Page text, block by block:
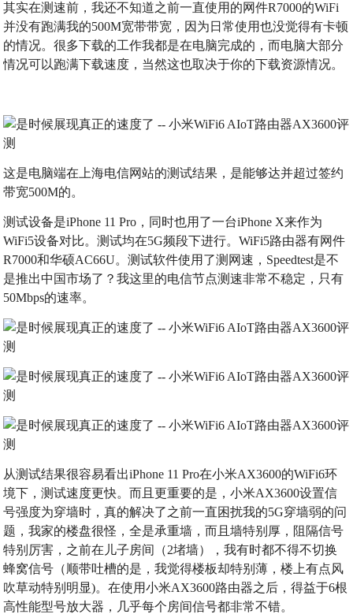
其实在测速前，我还不知道之前一直使用的网件R7000的WiFi
并没有跑满我的500M宽带带宽，因为日常使用也没觉得有卡顿
的情况。很多下载的工作我都是在电脑完成的，而电脑大部分
情况可以跑满下载速度，当然这也取决于你的下载资源情况。
这是电脑端在上海电信网站的测试结果，是能够达并超过签约
带宽500M的。
测试设备是iPhone 11 Pro，同时也用了一台iPhone X来作为
WiFi5设备对比。测试均在5G频段下进行。WiFi5路由器有网件
R7000和华硕AC66U。测试软件使用了测网速，Speedtest是不
是推出中国市场了？我这里的电信节点测速非常不稳定，只有
50Mbps的速率。
从测试结果很容易看出iPhone 11 Pro在小米AX3600的WiFi6环
境下，测试速度更快。而且更重要的是，小米AX3600设置信
号强度为穿墙时，真的解决了之前一直困扰我的5G穿墙弱的问
题，我家的楼盘很怪，全是承重墙，而且墙特别厚，阻隔信号
特别厉害，之前在儿子房间（2堵墙），我有时都不得不切换
蜂窝信号（顺带吐槽的是，我觉得楼板却特别薄，楼上有点风
吹草动特别明显)。在使用小米AX3600路由器之后，得益于6根
高性能型号放大器，几乎每个房间信号都非常不错。